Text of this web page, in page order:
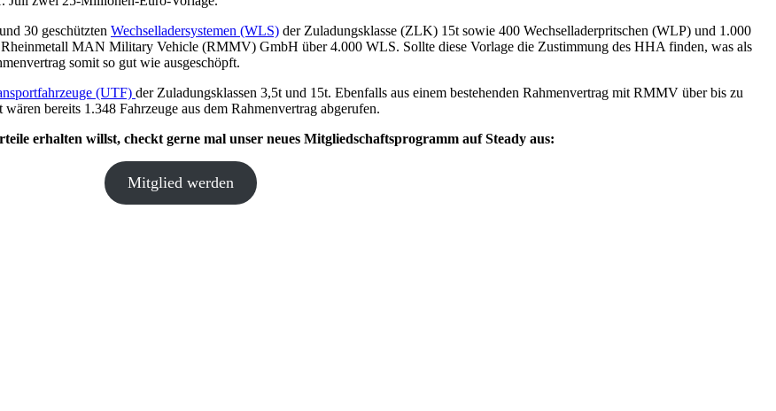
30 geschützten Wechselladersystemen (WLS) der Zuladungsklasse (ZLK) 15t sowie 400 Wechselladerpritschen (WLP) und 1.000
Rheinmetall MAN Military Vehicle (RMMV) GmbH über 4.000 WLS. Sollte diese Vorlage die Zustimmung des HHA finden, was als
somit so gut wie ausgeschöpft.
(UTF) der Zuladungsklassen 3,5t und 15t. Ebenfalls aus einem bestehenden Rahmenvertrag mit RMMV über bis zu
bereits 1.348 Fahrzeuge aus dem Rahmenvertrag abgerufen.
erhalten willst, checkt gerne mal unser neues Mitgliedschaftsprogramm auf Steady aus:
Mitglied werden